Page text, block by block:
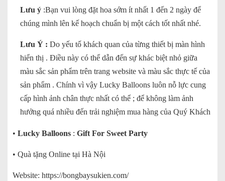
Lưu ý :Bạn vui lòng đặt hoa sớm ít nhất 1 đến 2 ngày để
chúng mình lên kế hoạch chuẩn bị một cách tốt nhất nhé.
Lưu Ý : Do yếu tố khách quan của từng thiết bị màn hình
hiển thị . Điều này có thể dẫn đến sự khác biệt nhỏ giữa
màu sắc sản phẩm trên trang website và màu sắc thực tế của
sản phẩm . Chính vì vậy Lucky Balloons luôn nỗ lực cung
cấp hình ảnh chân thực nhất có thể ; để không làm ảnh
hưởng quá nhiều đến trải nghiệm mua hàng của Quý Khách
• Lucky Balloons : Gift For Sweet Party
• Quà tặng Online tại Hà Nội
Website: https://bongbaysukien.com/